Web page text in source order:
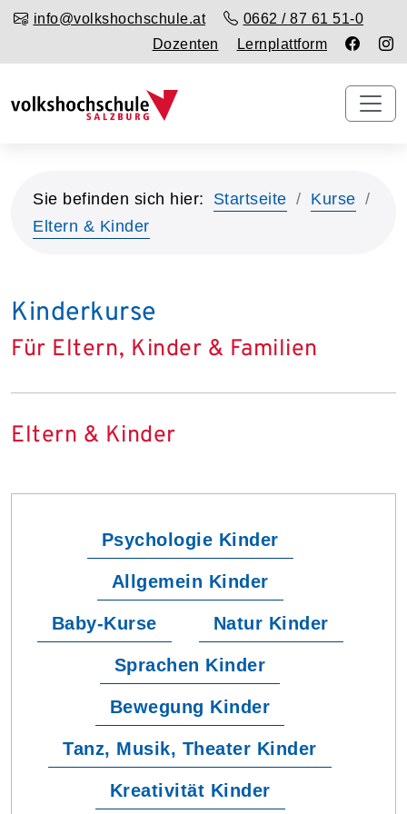
info@volkshochschule.at
0662 / 87 61 51-0
Dozenten
Lernplattform
Sie befinden sich hier: Startseite
Kurse
Eltern & Kinder
Kinderkurse
Für Eltern, Kinder & Familien
Eltern & Kinder
Psychologie Kinder
Allgemein Kinder
Baby-Kurse Natur Kinder
Sprachen Kinder
Bewegung Kinder
Tanz, Musik, Theater Kinder
Kreativität Kinder